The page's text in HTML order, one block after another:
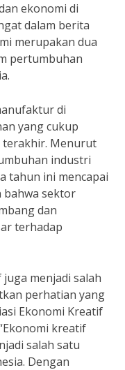
ekonomi di
dalam berita
merupakan dua
pertumbuhan
di
yang cukup
terakhir. Menurut
industri
tahun ini mencapai
bahwa sektor
dan
terhadap
menjadi salah
perhatian yang
Ekonomi Kreatif
kreatif
salah satu
Dengan